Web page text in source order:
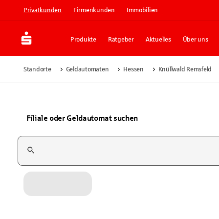
Privatkunden Firmenkunden Immobilien
Produkte Ratgeber Aktuelles Über uns
Standorte Geldautomaten Hessen Knüllwald Remsfeld
Filiale oder Geldautomat suchen
Suchfeld